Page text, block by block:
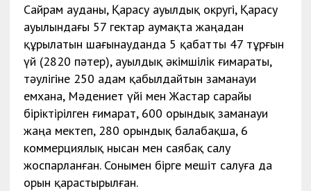
Сайрам ауданы, Қарасу ауылдық округі, Қарасу
ауылындағы 57 гектар аумақта жаңадан
құрылатын шағынауданда 5 қабатты 47 тұрғын
үй (2820 пәтер), ауылдық әкімшілік ғимараты,
тәулігіне 250 адам қабылдайтын заманауи
емхана, Мәдениет үйі мен Жастар сарайы
біріктірілген ғимарат, 600 орындық заманауи
жаңа мектеп, 280 орындық балабақша, 6
коммерциялық нысан мен саябақ салу
жоспарланған. Сонымен бірге мешіт салуға да
орын қарастырылған.